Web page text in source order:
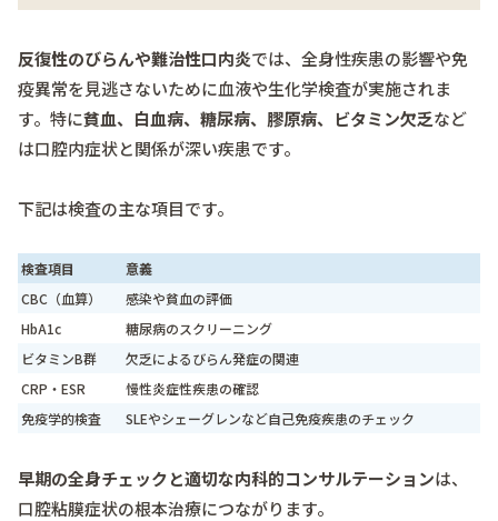
反復性のびらんや難治性口内炎では、全身性疾患の影響や免
疫異常を見逃さないために血液や生化学検査が実施されま
す。特に貧血、白血病、糖尿病、膠原病、ビタミン欠乏など
は口腔内症状と関係が深い疾患です。
下記は検査の主な項目です。
検査項目
意義
CBC（血算）
感染や貧血の評価
HbA1c
糖尿病のスクリーニング
ビタミンB群
欠乏によるびらん発症の関連
CRP・ESR
慢性炎症性疾患の確認
免疫学的検査
SLEやシェーグレンなど自己免疫疾患のチェック
早期の全身チェックと適切な内科的コンサルテーションは、
口腔粘膜症状の根本治療につながります。